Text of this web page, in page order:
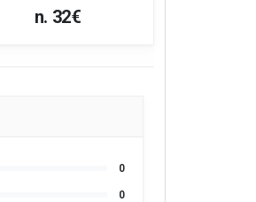
n. 32€
0
0